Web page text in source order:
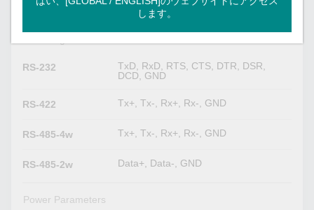
RS-485
RS-232
TxD, RxD, RTS, CTS, DTR, DSR,
DCD, GND
RS-422 Tx+, Tx-, Rx+, Rx-, GND
RS-485-4w Tx+, Tx-, Rx+, Rx-, GND
RS-485-2w Data+, Data-, GND
Power Parameters
します。